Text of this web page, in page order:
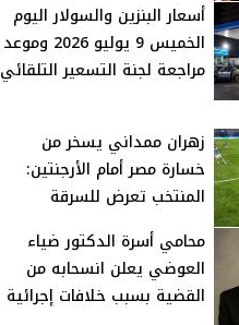
أسعار البنزين والسولار اليوم
الخميس 9 يوليو 2026 وموعد
مراجعة لجنة التسعير التلقائي
زهران ممداني يسخر من
خسارة مصر أمام الأرجنتين:
المنتخب تعرض للسرقة
محامي أسرة الدكتور ضياء
العوضي يعلن انسحابه من
القضية بسبب خلافات إجرائية